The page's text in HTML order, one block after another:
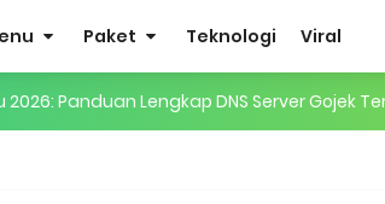
Paket Teknologi Viral
Cara Kerja, Manfaat, Contoh